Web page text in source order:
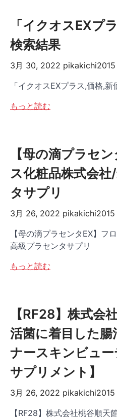
「イクオスEXプ
検索結果
3月 30, 2022 pikakichi2015
「イクオスEXプラス,価格,
もっと読む
【母の滴プラセ
ス化粧品株式会
タサプリ
3月 26, 2022 pikakichi2015
【母の滴プラセンタEX】フ
高級プラセンタサプリ
もっと読む
【RF28】株式会
活菌に着目した
ナースキンビュ
サプリメント】
3月 26, 2022 pikakichi2015
【RF28】株式会社桃谷順天